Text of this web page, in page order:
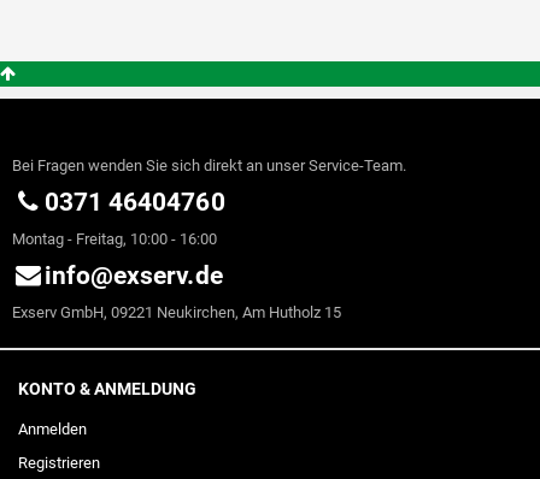
Bei Fragen wenden Sie sich direkt an unser Service-Team.
0371 46404760
Montag - Freitag, 10:00 - 16:00
info@exserv.de
Exserv GmbH, 09221 Neukirchen, Am Hutholz 15
KONTO & ANMELDUNG
Anmelden
Registrieren